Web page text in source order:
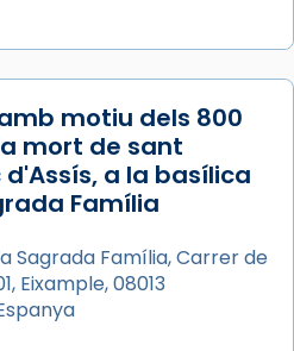
motiu dels 800
mort de sant
d'Assís, a la basílica
Família
Sagrada Família, Carrer de
Eixample, 08013